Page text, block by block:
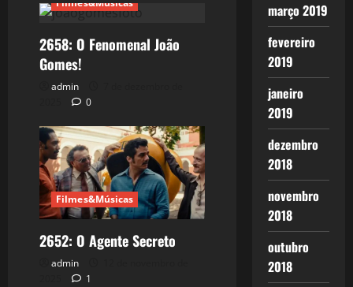
Filmes&Músicas
2658: O Fenomenal João
Gomes!
admin
0
Filmes&Músicas
2652: O Agente Secreto
admin
1
março 2019
fevereiro
2019
janeiro
2019
dezembro
2018
novembro
2018
outubro
2018